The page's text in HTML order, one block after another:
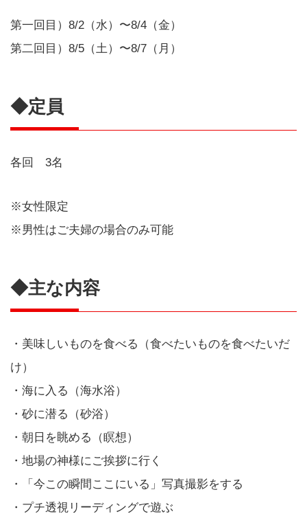
第一回目）8/2（水）〜8/4（金）
第二回目）8/5（土）〜8/7（月）
◆定員
各回 3名
※女性限定
※男性はご夫婦の場合のみ可能
◆主な内容
・美味しいものを食べる（食べたいものを食べたいだ
け）
・海に入る（海水浴）
・砂に潜る（砂浴）
・朝日を眺める（瞑想）
・地場の神様にご挨拶に行く
・「今この瞬間ここにいる」写真撮影をする
・プチ透視リーディングで遊ぶ